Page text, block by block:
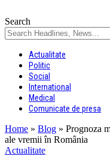
Search
Actualitate
Politic
Social
International
Medical
Comunicate de presa
Home » Blog » Prognoza
ale vremii în România
Actualitate